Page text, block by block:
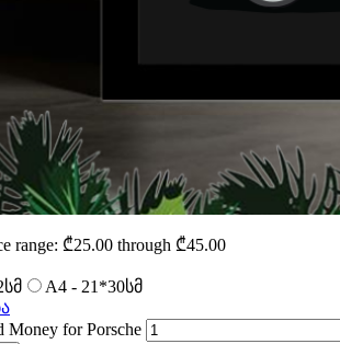
range: ₾25.00 through ₾45.00
A4 - 21*30სმ
for Porsche